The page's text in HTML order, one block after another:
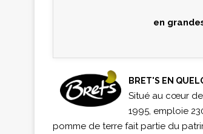
en
BRET'S EN
Situé au cœur de
1995, emploie
pomme de terre fait partie du